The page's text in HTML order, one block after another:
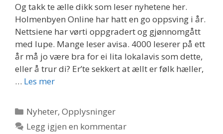
Og takk te ælle dikk som leser nyhetene her.
Holmenbyen Online har hatt en go oppsving i år.
Nettsiene har vørti oppgradert og gjønnomgått
med lupe. Mange leser avisa. 4000 leserer på ett
år må jo være bra for ei lita lokalavis som dette,
eller å trur di? Er’te sekkert at ællt er følk hæller,
… Les mer
Kategorier
Nyheter,Opplysninger
Legg igjen en kommentar